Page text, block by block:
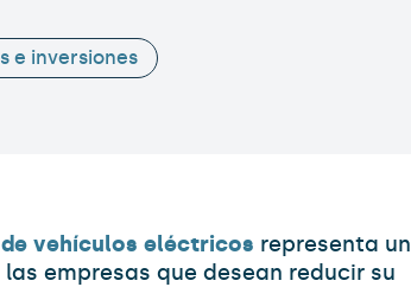
e inversiones
vehículos eléctricos representa un
empresas que desean reducir su